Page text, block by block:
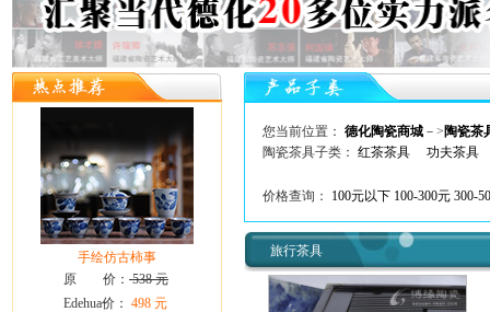
手绘仿古柿事
原 价： 538 元
Edehua价： 498 元
您当前位置： 德化陶瓷商城－> 陶瓷茶
陶瓷茶具子类： 红茶茶具 功夫茶具
价格查询： 100元以下 100-300元 300-
旅行茶具